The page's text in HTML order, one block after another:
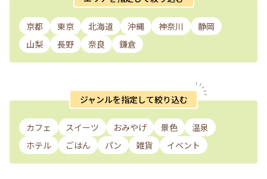
京都 東京 北海道 沖縄 神奈川
静岡
山梨
長野 奈良 鎌倉
ジャンルを指定して絞り込む
カフェ スイーツ おみやげ 景色
温泉
ホテル
ごはん パン 雑貨 イベント